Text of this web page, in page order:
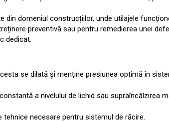
domeniul construcțiilor, unde utilajele
preventivă sau pentru remedierea unei
dedicat.
se dilată și menține presiunea optimă în
a nivelului de lichid sau supraîncălzirea
necesare pentru sistemul de răcire.